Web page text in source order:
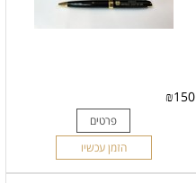
₪150
פרטים
הזמן עכשיו